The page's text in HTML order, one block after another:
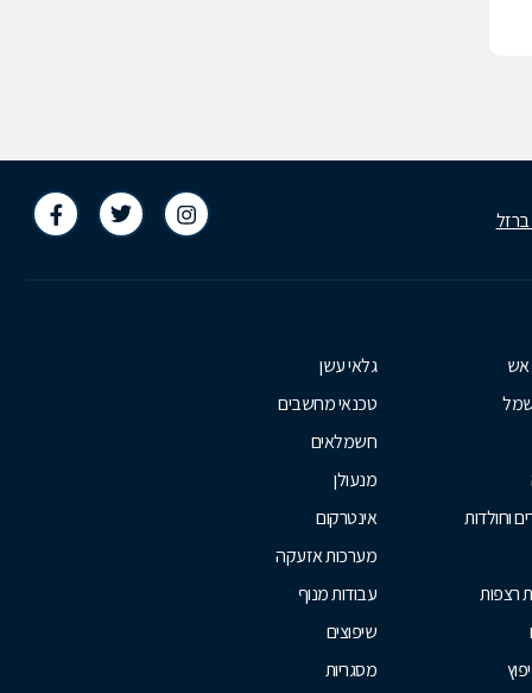
אש
וחולדות
רצפות
גלאי עשן
טכנאי מחשבים
חשמלאים
מנעולן
אינטרקום
מערכות אזעקה
עבודות מנוף
שיפוצים
מסגריות